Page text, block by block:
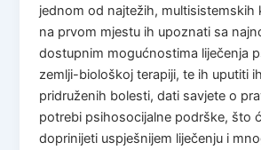
jednom od najtežih, multisistemskih
na prvom mjestu ih upoznati sa
dostupnim mogućnostima liječenja
zemlji-biološkoj terapiji, te ih uputiti
pridruženih bolesti, dati savjete o
potrebi psihosocijalne podrške, što
doprinijeti uspješnijem liječenju i